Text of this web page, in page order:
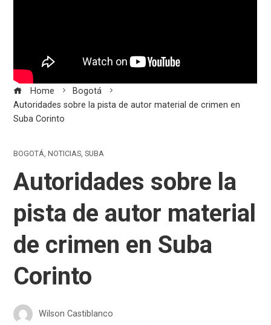
Home
Bogotá
Autoridades sobre la pista de autor material de crimen en
Suba Corinto
BOGOTÁ,NOTICIAS,SUBA
Autoridades sobre la
pista de autor material
de crimen en Suba
Corinto
Wilson Castiblanco